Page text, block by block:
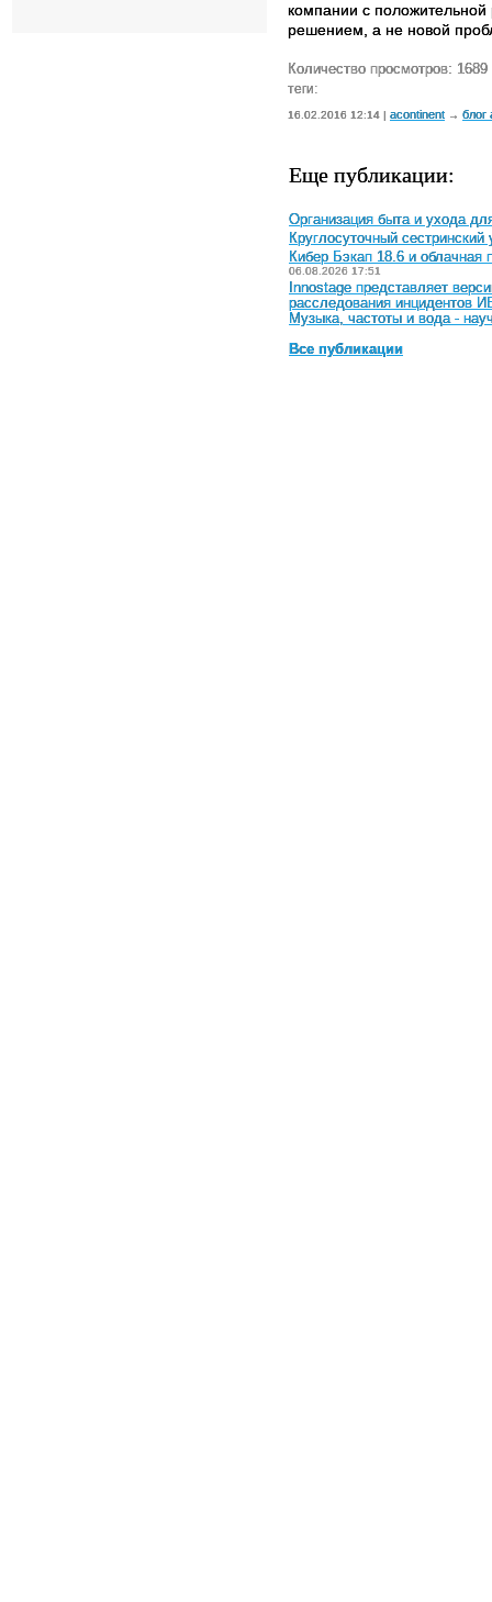
компании с положительной
решением, а не новой
Количество просмотров: 1689
теги:
16.02.2016 12:14 | acontinent → блог
Еще публикации:
Организация быта и ухода
Круглосуточный
Кибер Бэкап 18.6 и
06.08.2026 17:51
Innostage представляет
расследования инцидентов
Музыка, частоты и вода -
Все публикации